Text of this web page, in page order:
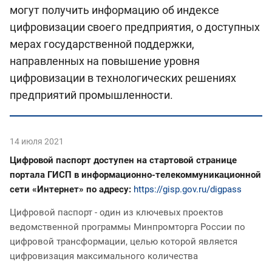
могут получить информацию об индексе
цифровизации своего предприятия, о доступных
мерах государственной поддержки,
направленных на повышение уровня
цифровизации в технологических решениях
предприятий промышленности.
14 июля 2021
Цифровой паспорт доступен на стартовой странице
портала ГИСП в информационно-телекоммуникационной
сети «Интернет» по адресу: https://gisp.gov.ru/digpass
Цифровой паспорт - один из ключевых проектов
ведомственной программы Минпромторга России по
цифровой трансформации, целью которой является
цифровизация максимального количества